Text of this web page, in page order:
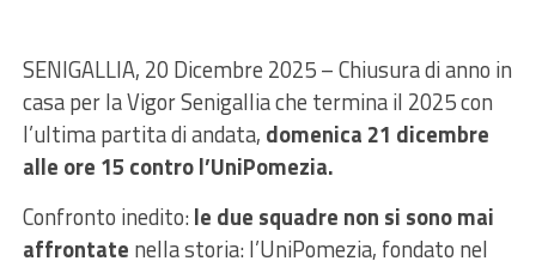
SENIGALLIA, 20 Dicembre 2025 – Chiusura di anno in
casa per la Vigor Senigallia che termina il 2025 con
l’ultima partita di andata, domenica 21 dicembre
alle ore 15 contro l’UniPomezia.
Confronto inedito:le due squadre non si sono mai
affrontate nella storia: l’UniPomezia, fondato nel